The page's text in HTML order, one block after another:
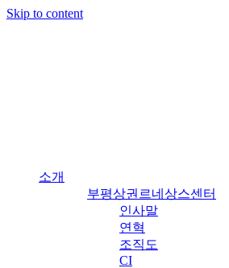
Skip to content
소개
부평상권르네상스센터
인사말
연혁
조직도
CI